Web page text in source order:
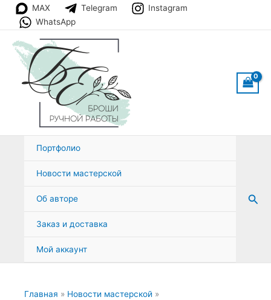
Перейти
содержимому
MAX Telegram
Instagram
WhatsApp
Портфолио
Новости мастерской
Об авторе
Заказ и доставка
Мой аккаунт
Главная
Новости мастерской